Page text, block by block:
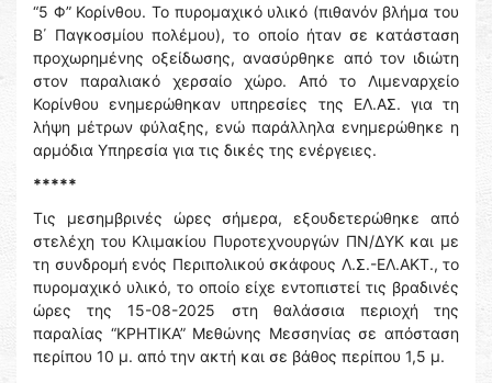
“5 Φ” Κορίνθου. Το πυρομαχικό υλικό (πιθανόν βλήμα του
Β΄ Παγκοσμίου πολέμου), το οποίο ήταν σε κατάσταση
προχωρημένης οξείδωσης, ανασύρθηκε από τον ιδιώτη
στον παραλιακό χερσαίο χώρο. Από το Λιμεναρχείο
Κορίνθου ενημερώθηκαν υπηρεσίες της ΕΛ.ΑΣ. για τη
λήψη μέτρων φύλαξης, ενώ παράλληλα ενημερώθηκε η
αρμόδια Υπηρεσία για τις δικές της ενέργειες.
*****
Τις μεσημβρινές ώρες σήμερα, εξουδετερώθηκε από
στελέχη του Κλιμακίου Πυροτεχνουργών ΠΝ/ΔΥΚ και με
τη συνδρομή ενός Περιπολικού σκάφους Λ.Σ.-ΕΛ.ΑΚΤ., το
πυρομαχικό υλικό, το οποίο είχε εντοπιστεί τις βραδινές
ώρες της 15-08-2025 στη θαλάσσια περιοχή της
παραλίας “ΚΡΗΤΙΚΑ” Μεθώνης Μεσσηνίας σε απόσταση
περίπου 10 μ. από την ακτή και σε βάθος περίπου 1,5 μ.